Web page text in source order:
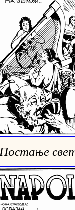
Постање